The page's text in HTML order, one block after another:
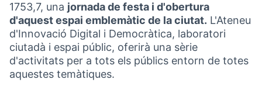
1753,7, una jornada de festa i d'obertura
d'aquest espai emblemàtic de la ciutat. L'Ateneu
d'Innovació Digital i Democràtica, laboratori
ciutadà i espai públic, oferirà una sèrie
d'activitats per a tots els públics entorn de totes
aquestes temàtiques.